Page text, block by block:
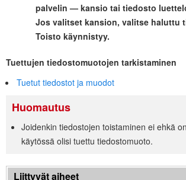
palvelin — kansio tai tiedosto
Jos valitset kansion, valitse haluttu
Toisto käynnistyy.
Tuettujen tiedostomuotojen tarkistaminen
Tuetut tiedostot ja muodot
Huomautus
Joidenkin tiedostojen toistaminen ei ehkä
käytössä olisi tuettu tiedostomuoto.
Liittyvät aiheet